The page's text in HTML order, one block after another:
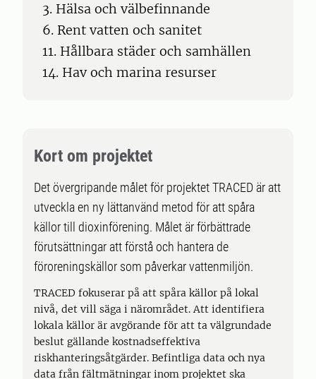
3. Hälsa och välbefinnande
6. Rent vatten och sanitet
11. Hållbara städer och samhällen
14. Hav och marina resurser
Kort om projektet
Det övergripande målet för projektet TRACED är att
utveckla en ny lättanvänd metod för att spåra
källor till dioxinförening. Målet är förbättrade
förutsättningar att förstå och hantera de
föroreningskällor som påverkar vattenmiljön.
TRACED fokuserar på att spåra källor på lokal
nivå, det vill säga i närområdet. Att identifiera
lokala källor är avgörande för att ta välgrundade
beslut gällande kostnadseffektiva
riskhanteringsåtgärder. Befintliga data och nya
data från fältmätningar inom projektet ska